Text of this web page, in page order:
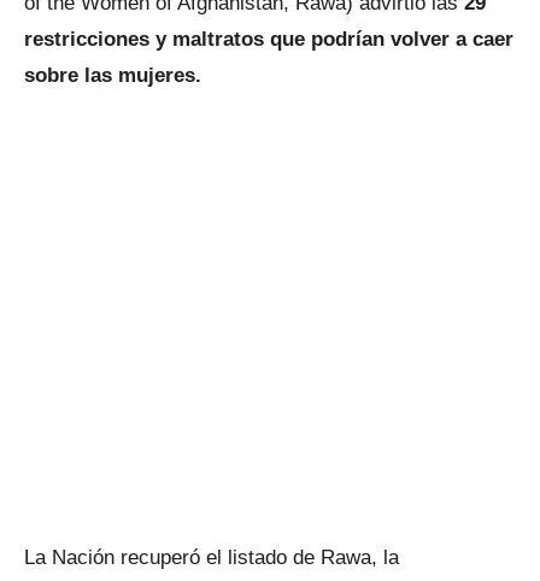
restricciones y maltratos que podrían volver a caer
sobre las mujeres.
La Nación recuperó el listado de Rawa, la